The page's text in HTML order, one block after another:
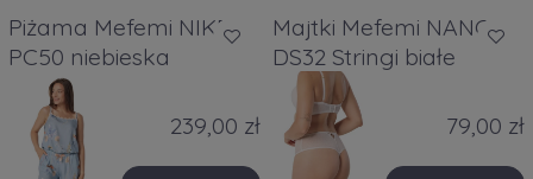
Piżama Mefemi NIKE
PC50 niebieska
239,00 zł
Majtki Mefemi NANCY
DS32 Stringi białe
79,00 zł